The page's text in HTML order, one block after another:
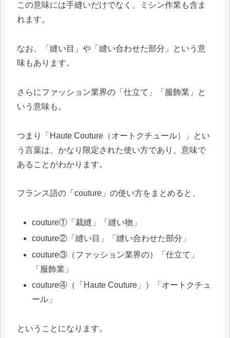
この意味には手縫いだけでなく、ミシン作業も含ま
れます。
なお、「縫い目」や「縫い合わせた部分」という意
味もあります。
さらにファッション業界の「仕立て」「服飾業」と
いう意味も。
つまり「Haute Couture（オートクチュール）」とい
う言葉は、かなり限定された使い方であり、意味で
あることがわかります。
フランス語の「couture」の使い方をまとめると、
couture①「裁縫」「縫い物」
couture②「縫い目」「縫い合わせた部分」
couture③（ファッション業界の）「仕立て」
「服飾業」
couture④（「Haute Couture」）「オートクチュ
ール」
ということになります。